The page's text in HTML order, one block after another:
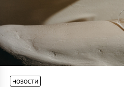
НОВОСТИ